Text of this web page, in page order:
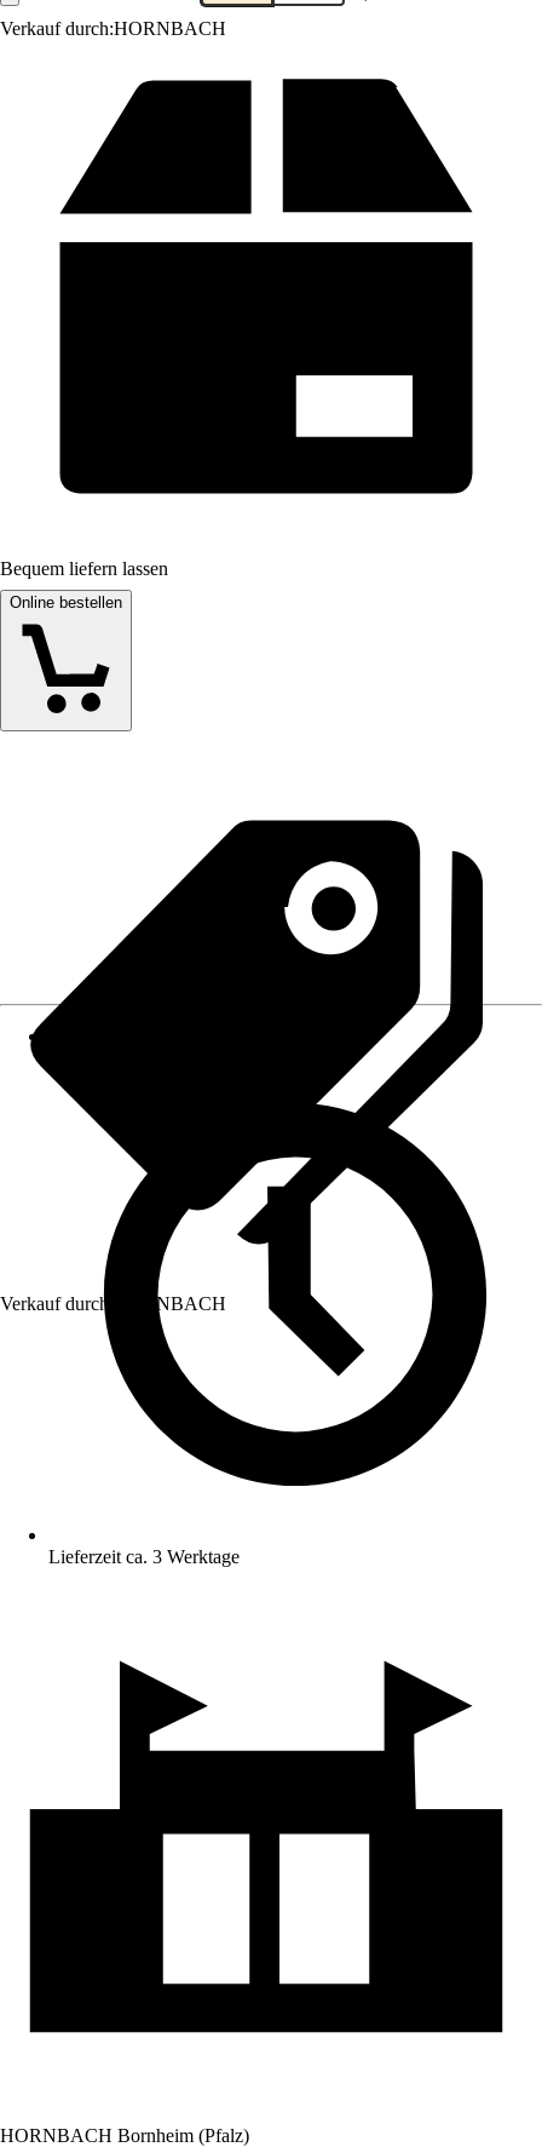
Verkauf durch:HORNBACH
Bequem liefern lassen
Online bestellen
Verkauf durch: HORNBACH
Lieferzeit ca. 3 Werktage
HORNBACH Bornheim (Pfalz)